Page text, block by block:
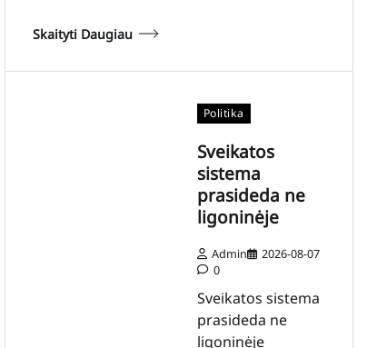
Skaityti Daugiau
Politika
Sveikatos
sistema
prasideda ne
ligoninėje
Admin
2026-08-07
0
Sveikatos sistema
prasideda ne
ligoninėje